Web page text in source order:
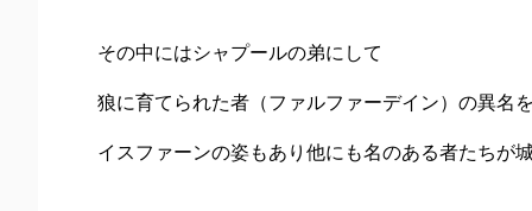
その中にはシャプールの弟にして
狼に育てられた者（ファルファーデイン）の異名
イスファーンの姿もあり他にも名のある者たちが城